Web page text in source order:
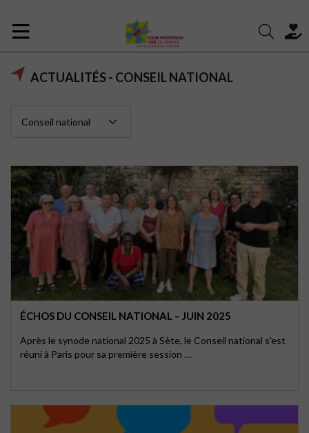
ACTUALITÉS - CONSEIL NATIONAL
ÉCHOS DU CONSEIL NATIONAL – JUIN 2025
Après le synode national 2025 à Sète, le Conseil national s'est
réuni à Paris pour sa première session …